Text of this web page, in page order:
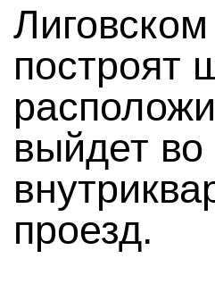
построят
выйдет во
проезд.